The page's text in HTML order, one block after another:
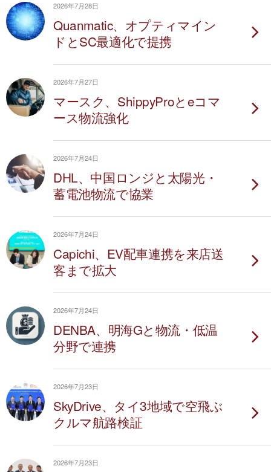
2026年7月28日
Quanmatic、オプティマイン
ドとSC最適化で提携
2026年7月27日
マースク、ShippyProとeコマ
ース物流強化
2026年7月24日
DHL、中国ロンジと太陽光・
蓄電池物流で協業
2026年7月24日
Capichi、EV配車連携を来店送
客まで拡大
2026年7月24日
DENBA、明海Gと物流・低温
分野で連携
2026年7月23日
SkyDrive、タイ3地域で空飛ぶ
クルマ航路検証
2026年7月23日